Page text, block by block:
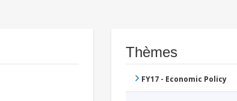
Thèmes
FY17 - Economic Policy